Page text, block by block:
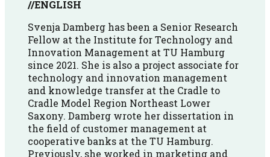
//ENGLISH
Svenja Damberg has been a Senior Research
Fellow at the Institute for Technology and
Innovation Management at TU Hamburg
since 2021. She is also a project associate for
technology and innovation management
and knowledge transfer at the Cradle to
Cradle Model Region Northeast Lower
Saxony. Damberg wrote her dissertation in
the field of customer management at
cooperative banks at the TU Hamburg.
Previously, she worked in marketing and